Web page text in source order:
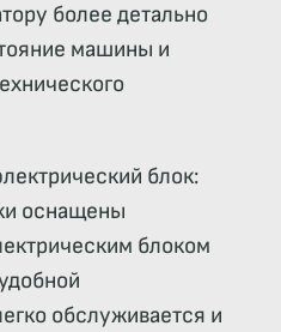
более детально
машины и
блок:
оснащены
блоком
обслуживается и